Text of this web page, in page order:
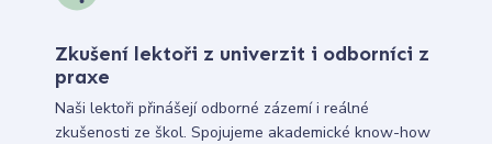
Zkušení lektoři z univerzit i odborníci z
praxe
Naši lektoři přinášejí odborné zázemí i reálné
zkušenosti ze škol. Spojujeme akademické know-how